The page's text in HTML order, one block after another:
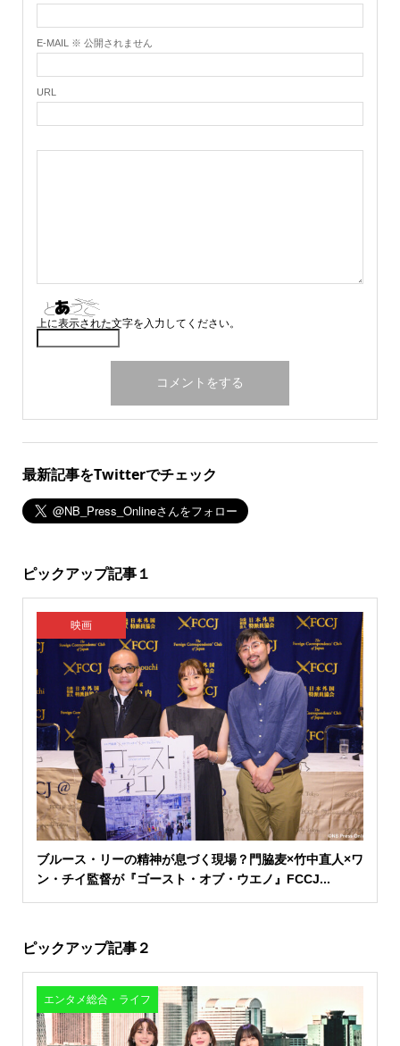
E-MAIL ※ 公開されません
URL
上に表示された文字を入力してください。
最新記事をTwitterでチェック
ピックアップ記事１
映画
ブルース・リーの精神が息づく現場？門脇麦×竹中直人×ワ
ン・チイ監督が『ゴースト・オブ・ウエノ』FCCJ...
ピックアップ記事２
エンタメ総合・ライフ